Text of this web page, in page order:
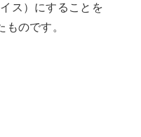
ス）にすることを
のです。